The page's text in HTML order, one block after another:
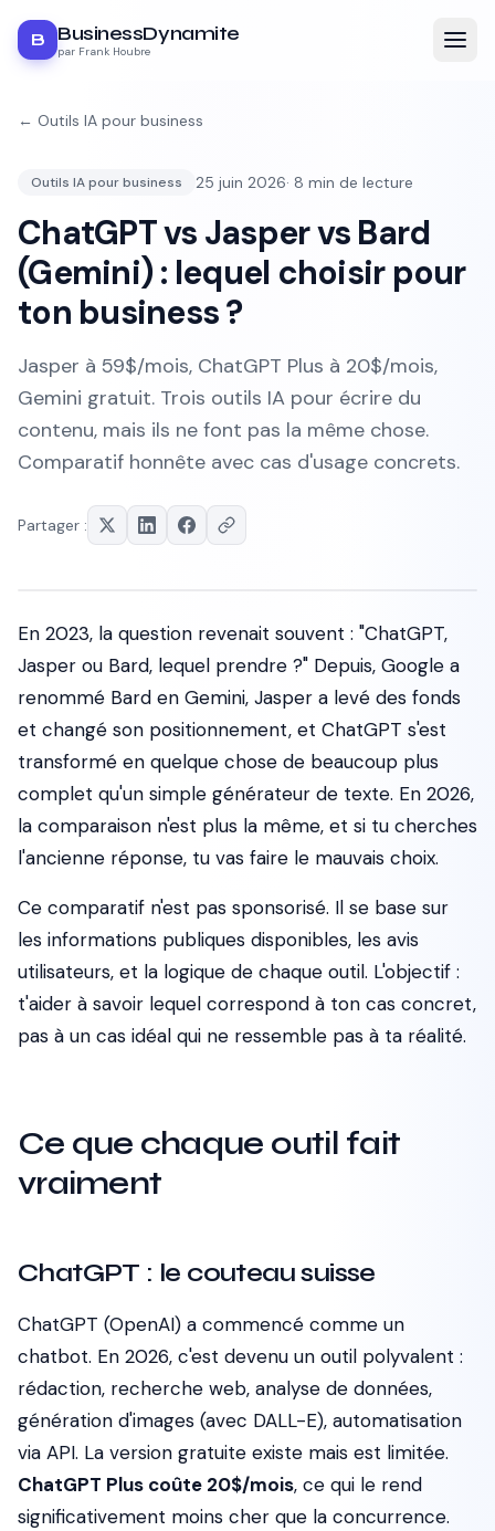
B BusinessDynamite
par Frank Houbre
← Outils IA pour business
Outils IA pour business 25 juin 2026· 8 min de lecture
ChatGPT vs Jasper vs Bard
(Gemini) : lequel choisir pour
ton business ?
Jasper à 59$/mois, ChatGPT Plus à 20$/mois,
Gemini gratuit. Trois outils IA pour écrire du
contenu, mais ils ne font pas la même chose.
Comparatif honnête avec cas d'usage concrets.
Partager :
En 2023, la question revenait souvent : "ChatGPT,
Jasper ou Bard, lequel prendre ?" Depuis, Google a
renommé Bard en Gemini, Jasper a levé des fonds
et changé son positionnement, et ChatGPT s'est
transformé en quelque chose de beaucoup plus
complet qu'un simple générateur de texte. En 2026,
la comparaison n'est plus la même, et si tu cherches
l'ancienne réponse, tu vas faire le mauvais choix.
Ce comparatif n'est pas sponsorisé. Il se base sur
les informations publiques disponibles, les avis
utilisateurs, et la logique de chaque outil. L'objectif :
t'aider à savoir lequel correspond à ton cas concret,
pas à un cas idéal qui ne ressemble pas à ta réalité.
Ce que chaque outil fait
vraiment
ChatGPT : le couteau suisse
ChatGPT (OpenAI) a commencé comme un
chatbot. En 2026, c'est devenu un outil polyvalent :
rédaction, recherche web, analyse de données,
génération d'images (avec DALL-E), automatisation
via API. La version gratuite existe mais est limitée.
ChatGPT Plus coûte 20$/mois, ce qui le rend
significativement moins cher que la concurrence.